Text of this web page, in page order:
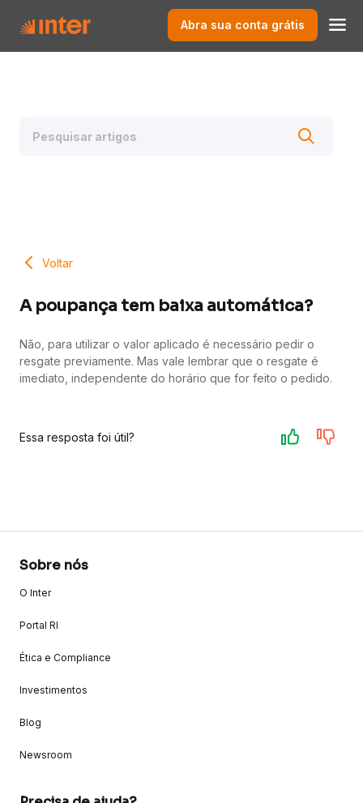
Abra sua conta grátis
Voltar
A poupança tem baixa automática?
Não, para utilizar o valor aplicado é necessário pedir o
resgate previamente. Mas vale lembrar que o resgate é
imediato, independente do horário que for feito o pedido.
Essa resposta foi útil?
Sobre nós
O Inter
Portal RI
Ética e Compliance
Investimentos
Blog
Newsroom